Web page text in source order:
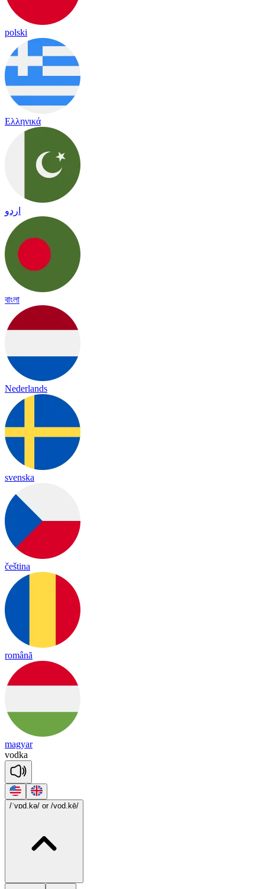
polski
Ελληνικά
اردو
বাংলা
Nederlands
svenska
čeština
română
magyar
vodka
/ˈvɒd.kə/ or /vod.kē/